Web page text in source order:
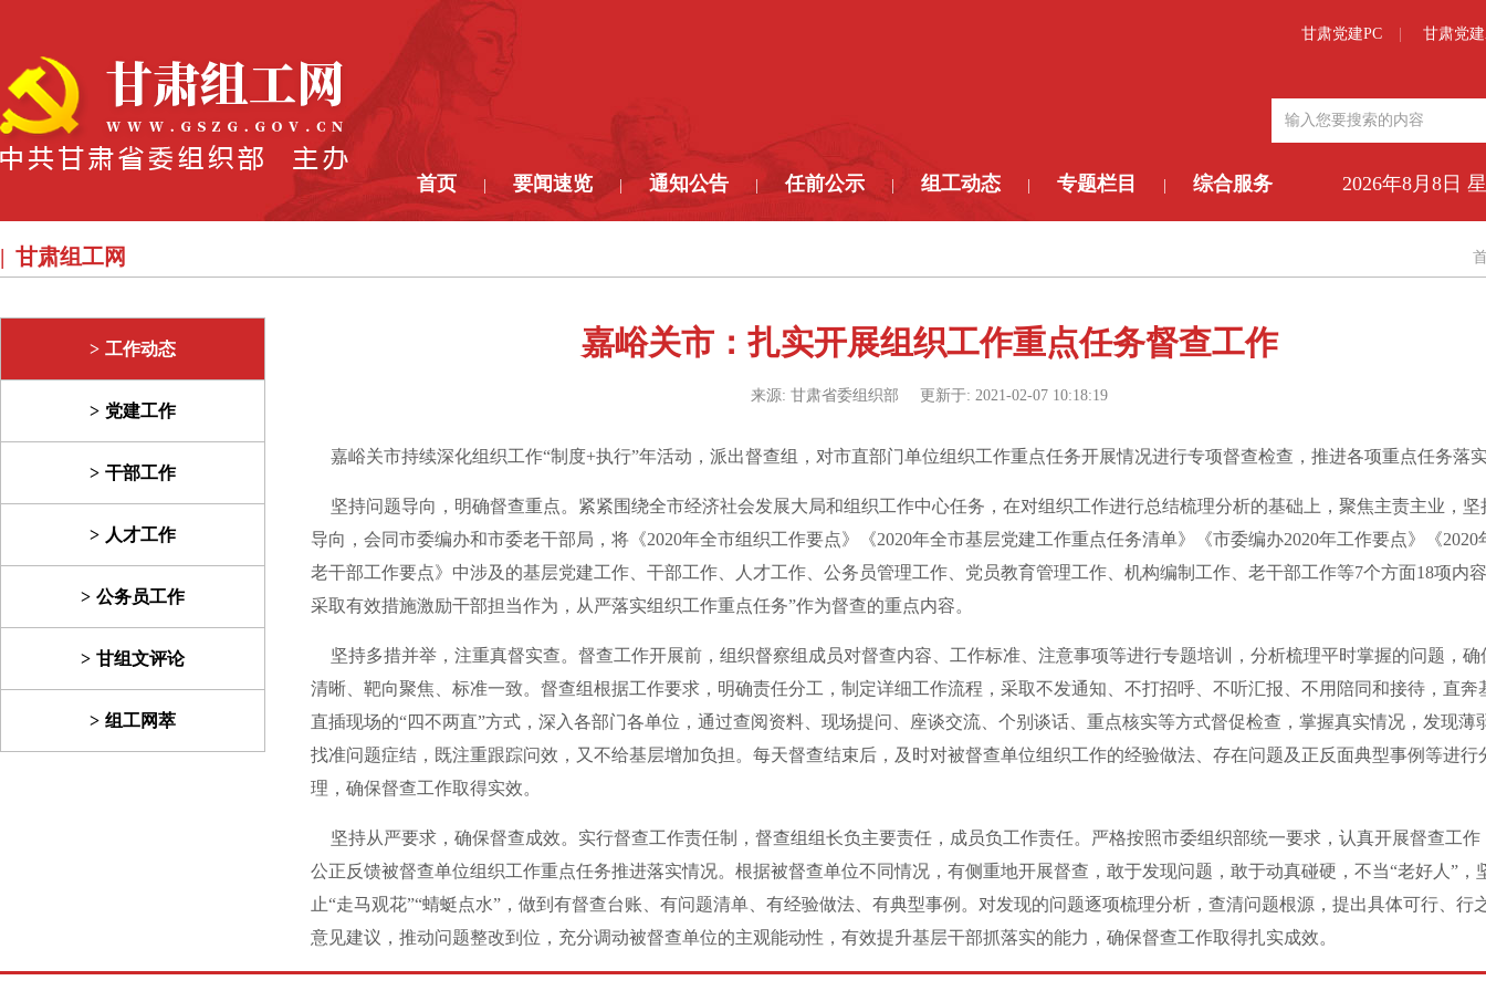
甘肃党建PC 甘肃党
首页 要闻速览 | 通知公告 | 任前公示 | 组工动态 专题栏目 综合服务 2026年8月8日
甘肃组工网
工作动态
党建工作
干部工作
人才工作
公务员工作
甘组文评论
组工网萃
嘉峪关市：扎实开展组织工作重点任务督查工作
来源: 甘肃省委组织部 更新于: 2021-02-07 10:18:19
嘉峪关市持续深化组织工作“制度+执行”年活动，派出督查组，对市直部门单位组织工作重点任务开展情况进行专项督查检查，推进各项重点任务落
坚持问题导向，明确督查重点。紧紧围绕全市经济社会发展大局和组织工作中心任务，在对组织工作进行总结梳理分析的基础上，聚焦主责主业，坚
导向，会同市委编办和市委老干部局，将《2020年全市组织工作要点》《2020年全市基层党建工作重点任务清单》《市委编办2020年工作要点》《2020
老干部工作要点》中涉及的基层党建工作、干部工作、人才工作、公务员管理工作、党员教育管理工作、机构编制工作、老干部工作等7个方面18项内
采取有效措施激励干部担当作为，从严落实组织工作重点任务”作为督查的重点内容。
坚持多措并举，注重真督实查。督查工作开展前，组织督察组成员对督查内容、工作标准、注意事项等进行专题培训，分析梳理平时掌握的问题，确
清晰、靶向聚焦、标准一致。督查组根据工作要求，明确责任分工，制定详细工作流程，采取不发通知、不打招呼、不听汇报、不用陪同和接待，直奔
直插现场的“四不两直”方式，深入各部门各单位，通过查阅资料、现场提问、座谈交流、个别谈话、重点核实等方式督促检查，掌握真实情况，发现薄
找准问题症结，既注重跟踪问效，又不给基层增加负担。每天督查结束后，及时对被督查单位组织工作的经验做法、存在问题及正反面典型事例等进行
理，确保督查工作取得实效。
坚持从严要求，确保督查成效。实行督查工作责任制，督查组组长负主要责任，成员负工作责任。严格按照市委组织部统一要求，认真开展督查工作
公正反馈被督查单位组织工作重点任务推进落实情况。根据被督查单位不同情况，有侧重地开展督查，敢于发现问题，敢于动真碰硬，不当“老好人”，
止“走马观花”“蜻蜓点水”，做到有督查台账、有问题清单、有经验做法、有典型事例。对发现的问题逐项梳理分析，查清问题根源，提出具体可行、行
意见建议，推动问题整改到位，充分调动被督查单位的主观能动性，有效提升基层干部抓落实的能力，确保督查工作取得扎实成效。